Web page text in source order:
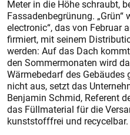
Meter in die Höhe schraubt,
Fassadenbegrünung. „Grün“
electronic“, das von Februar
firmiert, mit seinem
werden: Auf das Dach
den Sommermonaten wird
Wärmebedarf des Gebäudes
nicht aus, setzt das
Benjamin Schmid, Referent
das Füllmaterial für die
kunststofffrei und recycelbar.